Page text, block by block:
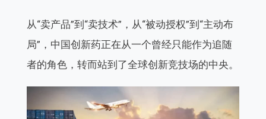
从“卖产品”到“卖技术”，从“被动授权”到“主动布
局”，中国创新药正在从一个曾经只能作为追随
者的角色，转而站到了全球创新竞技场的中央。